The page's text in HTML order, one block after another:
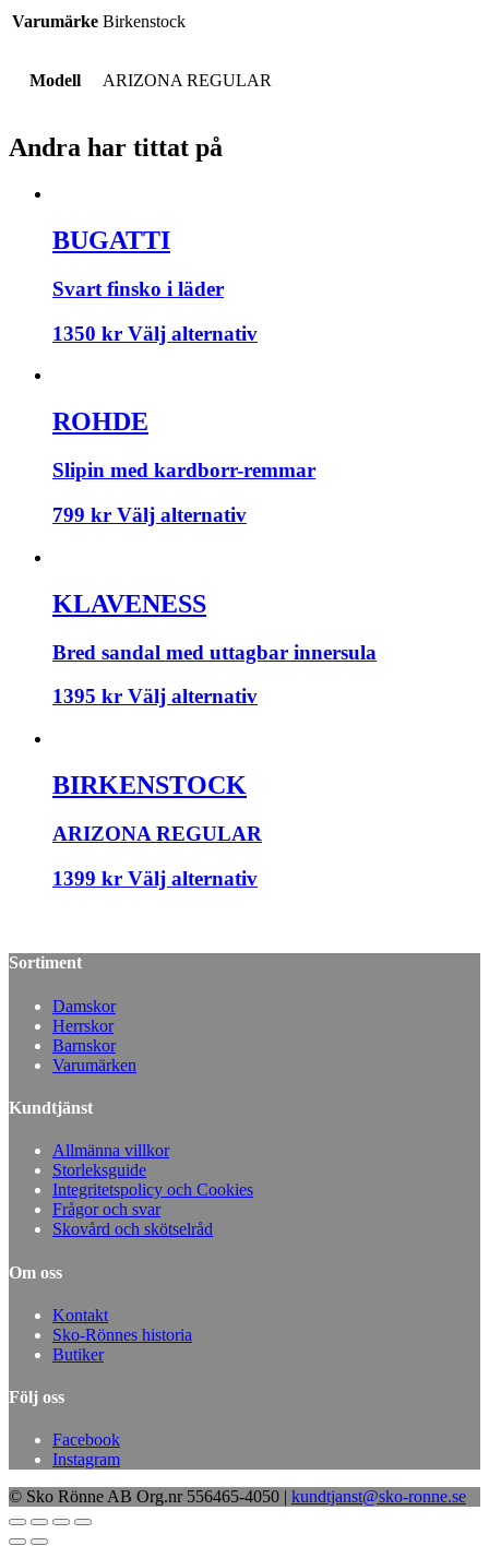
Varumärke Birkenstock
Modell ARIZONA REGULAR
Andra har tittat på
BUGATTI
Svart finsko i läder
1350 kr Välj alternativ
ROHDE
Slipin med kardborr-remmar
799 kr Välj alternativ
KLAVENESS
Bred sandal med uttagbar innersula
1395 kr Välj alternativ
BIRKENSTOCK
ARIZONA REGULAR
1399 kr Välj alternativ
Sortiment
Damskor
Herrskor
Barnskor
Varumärken
Kundtjänst
Allmänna villkor
Storleksguide
Integritetspolicy och Cookies
Frågor och svar
Skovård och skötselråd
Om oss
Kontakt
Sko-Rönnes historia
Butiker
Följ oss
Facebook
Instagram
© Sko Rönne AB Org.nr 556465-4050 | kundtjanst@sko-ronne.se